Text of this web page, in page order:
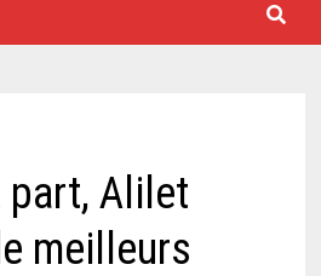
part, Alilet
meilleurs